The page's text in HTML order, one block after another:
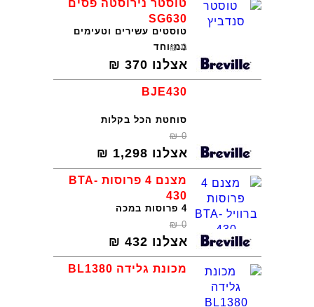
טוסטר נירוסטה פסים
SG630
טוסטים עשירים וטעימים
במיוחד
0
₪
אצלנו 370
₪
BJE430
סוחטת הכל בקלות
0
₪
אצלנו 1,298
₪
מצנם 4 פרוסות BTA-
430
4 פרוסות במכה
0
₪
אצלנו 432
₪
מכונת גלידה BL1380